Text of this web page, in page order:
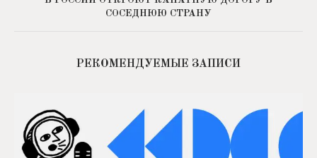
СОСЕДНЮЮ СТРАНУ
РЕКОМЕНДУЕМЫЕ ЗАПИСИ